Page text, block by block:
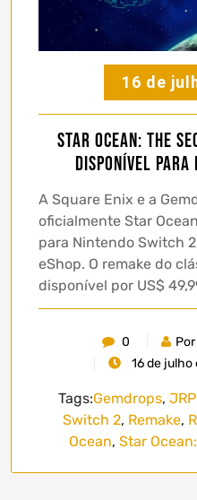
16 de
Star Ocean: The
disponível para
A Square Enix e a
oficialmente Star
para Nintendo Switch
eShop. O remake do
disponível por US$
0
16 de julho
Tags:Gemdrops,
Switch 2, Remake,
Ocean, Star